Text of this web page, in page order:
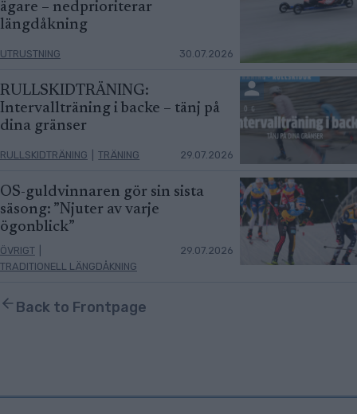
ägare – nedprioriterar
längdåkning
UTRUSTNING 30.07.2026
RULLSKIDTRÄNING:
Intervallträning i backe – tänj på
dina gränser
RULLSKIDTRÄNING TRÄNING 29.07.2026
OS-guldvinnaren gör sin sista
säsong: ”Njuter av varje
ögonblick”
ÖVRIGT
TRADITIONELL LÄNGDÅKNING
29.07.2026
Back to Frontpage